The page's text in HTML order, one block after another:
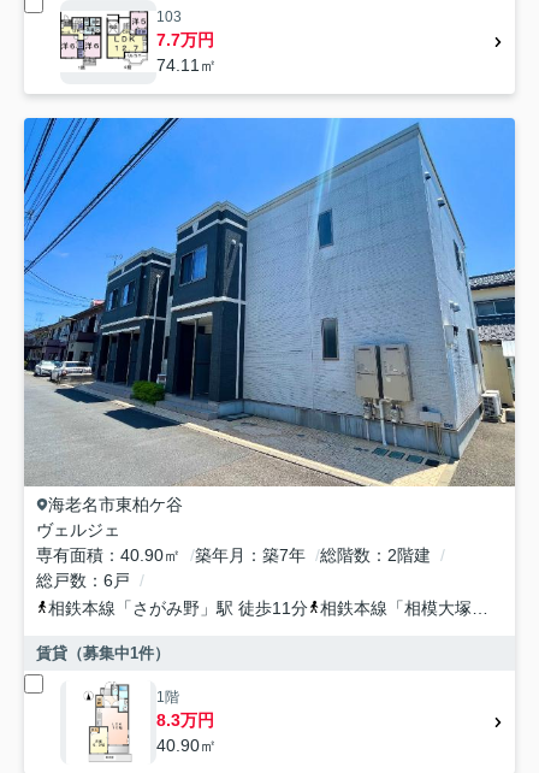
103
7.7万円
74.11㎡
海老名市東柏ケ谷
ヴェルジェ
専有面積
40.90㎡ 築年月 築7年 総階数
2階建
総戸数
6戸
相鉄本線 「さがみ野 」駅 徒歩11分 相鉄本線 「相模大塚
賃貸（募集中1件）
1階
8.3万円
40.90㎡